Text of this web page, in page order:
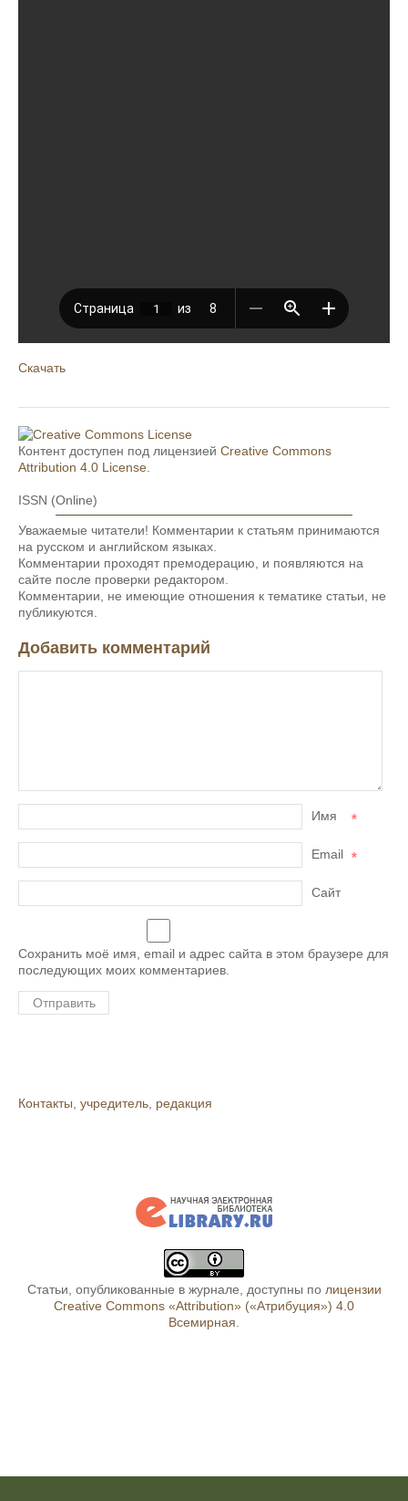
Скачать
Контент доступен под лицензией Creative Commons
Attribution 4.0 License
ISSN (Online)
Уважаемые читатели! Комментарии к статьям принимаются
на русском и английском языках.
Комментарии проходят премодерацию, и появляются на
сайте после проверки редактором.
Комментарии, не имеющие отношения к тематике статьи, не
публикуются.
Добавить комментарий
Имя *
Email *
Сайт
Сохранить моё имя, email и адрес сайта в этом браузере для
последующих моих комментариев.
Контакты, учредитель, редакция
Статьи, опубликованные в журнале, доступны по лицензии
Creative Commons «Attribution» («Атрибуция») 4.0
Всемирная